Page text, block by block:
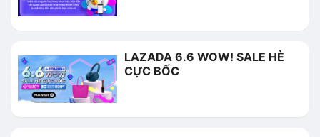
LAZADA 6.6 WOW! SALE HÈ
CỰC BỐC